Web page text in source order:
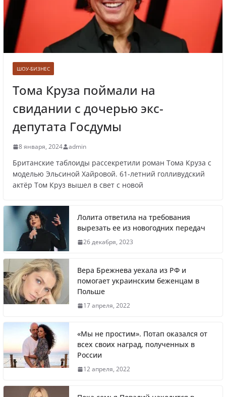
Врач назвал самые вредные продукты для
Врачи рассказали о состоянии младенца,
которого бросили замерзать на остановке
Названы регионы России, где
продолжилась мобилизация
Что заявил многолетний друг Путина
Житель Швеции продал яхту и купил
Вера Брежнева уехала из РФ и помогает
ШОУ-БИЗНЕС
Тома Круза поймали на
свидании с дочерью экс-
депутата Госдумы
8 января, 2024 admin
Британские таблоиды рассекретили роман Тома Круза с
моделью Эльсиной Хайровой. 61-летний голливудский
актёр Том Круз вышел в свет с новой
Лолита ответила на требования
вырезать ее из новогодних передач
26 декабря, 2023
Вера Брежнева уехала из РФ и
помогает украинским беженцам в
Польше
17 апреля, 2022
«Мы не простим». Потап оказался от
всех своих наград, полученных в
России
12 апреля, 2022